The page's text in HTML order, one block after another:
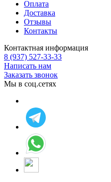
Оплата
Доставка
Отзывы
Контакты
Контактная информация
8 (937) 527-33-33
Написать нам
Заказать звонок
Мы в соц.сетях